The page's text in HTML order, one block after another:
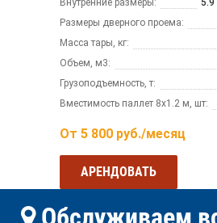
Размеры дверного проема:
Масса тары, кг:
Объем, м3:
Грузоподъемность, т:
Вместимость паллет 8х1.2 м, шт:
От 5 800 руб./месяц
АРЕНДОВАТЬ